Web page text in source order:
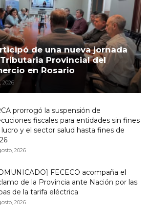
de una nueva jornada
Provincial del
en Rosario
2026
prorrogó la suspensión de
fiscales para entidades sin fines
lucro y el sector salud hasta fines de
2026
FECECO acompaña el
de la Provincia ante Nación por las
de la tarifa eléctrica
2026